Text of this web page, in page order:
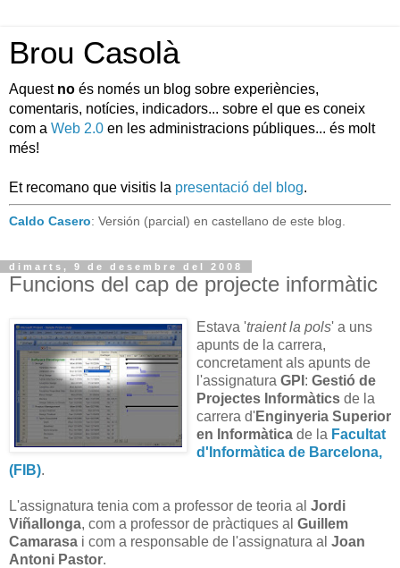
Brou Casolà
Aquest no és només un blog sobre experiències,
comentaris, notícies, indicadors... sobre el que es coneix
com a Web 2.0 en les administracions públiques... és molt
més!
Et recomano que visitis la presentació del blog.
Caldo Casero: Versión (parcial) en castellano de este blog.
dimarts, 9 de desembre del 2008
Funcions del cap de projecte informàtic
Estava 'traient la pols' a uns
apunts de la carrera,
concretament als apunts de
l'assignatura GPI : Gestió de
Projectes Informàtics de la
carrera d'Enginyeria Superior
en Informàtica de la Facultat
d'Informàtica de Barcelona,
(FIB).
L'assignatura tenia com a professor de teoria al Jordi
Viñallonga, com a professor de pràctiques al Guillem
Camarasa i com a responsable de l'assignatura al Joan
Antoni Pastor.